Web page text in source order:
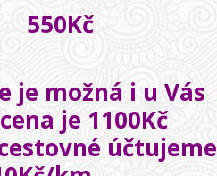
550Kč
je možná i u Vás
je 1100Kč
účtujeme